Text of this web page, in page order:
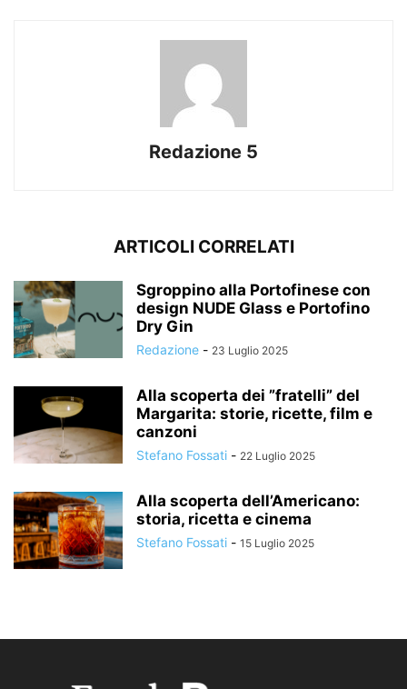
Redazione 5
ARTICOLI CORRELATI
Sgroppino alla Portofinese con
design NUDE Glass e Portofino
Dry Gin
Redazione - 23 Luglio 2025
Alla scoperta dei ”fratelli” del
Margarita: storie, ricette, film e
canzoni
Stefano Fossati - 22 Luglio 2025
Alla scoperta dell’Americano:
storia, ricetta e cinema
Stefano Fossati - 15 Luglio 2025